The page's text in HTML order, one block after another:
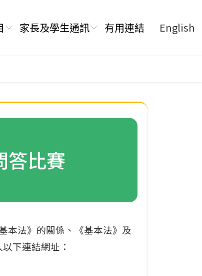
English
家長及學生通訊 有用連結
答比賽
本法》的關係、《基本法》及
下連結網址：